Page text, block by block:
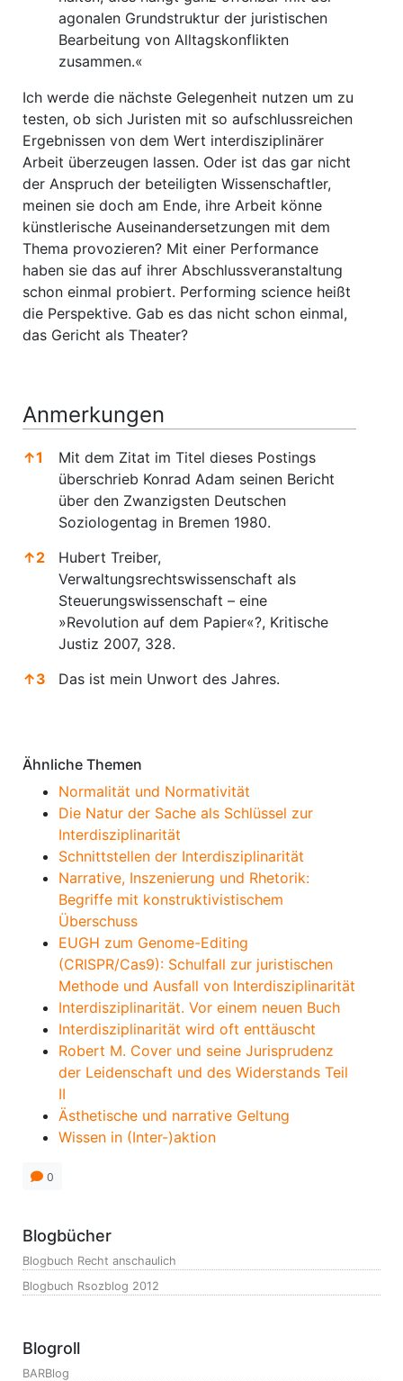
agonalen Grundstruktur der juristischen
Bearbeitung von Alltagskonflikten
zusammen.«
Ich werde die nächste Gelegenheit nutzen um zu
testen, ob sich Juristen mit so aufschlussreichen
Ergebnissen von dem Wert interdisziplinärer
Arbeit überzeugen lassen. Oder ist das gar nicht
der Anspruch der beteiligten Wissenschaftler,
meinen sie doch am Ende, ihre Arbeit könne
künstlerische Auseinandersetzungen mit dem
Thema provozieren? Mit einer Performance
haben sie das auf ihrer Abschlussveranstaltung
schon einmal probiert. Performing science heißt
die Perspektive. Gab es das nicht schon einmal,
das Gericht als Theater?
Anmerkungen
↑1
Mit dem Zitat im Titel dieses Postings
überschrieb Konrad Adam seinen Bericht
über den Zwanzigsten Deutschen
Soziologentag in Bremen 1980.
↑2
Hubert Treiber,
Verwaltungsrechtswissenschaft als
Steuerungswissenschaft – eine
»Revolution auf dem Papier«?, Kritische
Justiz 2007, 328.
↑3 Das ist mein Unwort des Jahres.
Ähnliche Themen
Normalität und Normativität
Die Natur der Sache als Schlüssel zur
Interdisziplinarität
Schnittstellen der Interdisziplinarität
Narrative, Inszenierung und Rhetorik:
Begriffe mit konstruktivistischem
Überschuss
EUGH zum Genome-Editing
(CRISPR/Cas9): Schulfall zur juristischen
Methode und Ausfall von Interdisziplinarität
Interdisziplinarität. Vor einem neuen Buch
Interdisziplinarität wird oft enttäuscht
Robert M. Cover und seine Jurisprudenz
der Leidenschaft und des Widerstands Teil
II
Ästhetische und narrative Geltung
Wissen in (Inter-)aktion
0
Blogbücher
Blogbuch Recht anschaulich
Blogbuch Rsozblog 2012
Blogroll
BARBlog